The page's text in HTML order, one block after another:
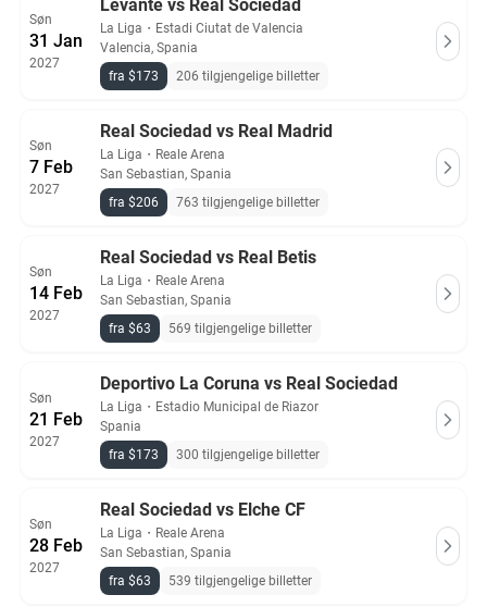
Søn
31 Jan
2027
Levante vs Real Sociedad
La Liga ・ Estadi Ciutat de Valencia
Valencia, Spania
fra $173
206 tilgjengelige billetter
Søn
7 Feb
2027
Real Sociedad vs Real Madrid
La Liga ・ Reale Arena
San Sebastian, Spania
fra $206
763 tilgjengelige billetter
Søn
14 Feb
2027
Real Sociedad vs Real Betis
La Liga ・ Reale Arena
San Sebastian, Spania
fra $63
569 tilgjengelige billetter
Søn
21 Feb
2027
Deportivo La Coruna vs Real Sociedad
La Liga ・ Estadio Municipal de Riazor
Spania
fra $173
300 tilgjengelige billetter
Søn
28 Feb
2027
Real Sociedad vs Elche CF
La Liga ・ Reale Arena
San Sebastian, Spania
fra $63
539 tilgjengelige billetter